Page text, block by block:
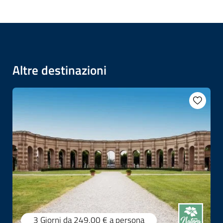
Altre destinazioni
3 Giorni da 249,00 €a persona